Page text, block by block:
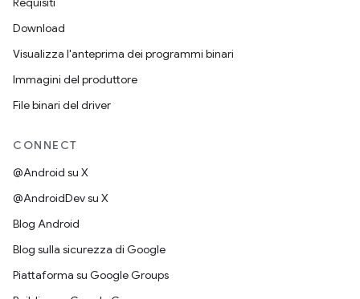
Download
Visualizza l'anteprima dei programmi binari
Immagini del produttore
File binari del driver
CONNECT
@Android su X
@AndroidDev su X
Blog Android
Blog sulla sicurezza di Google
Piattaforma su Google Groups